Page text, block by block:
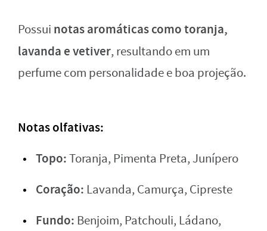
Possui notas aromáticas como toranja,
lavanda e vetiver, resultando em um
perfume com personalidade e boa projeção.
Notas olfativas:
Topo:Toranja, Pimenta Preta, Junípero
Coração: Lavanda, Camurça, Cipreste
Fundo: Benjoim, Patchouli, Ládano,